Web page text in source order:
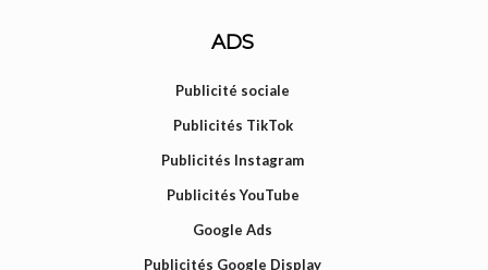
ADS
Publicité sociale
Publicités TikTok
Publicités Instagram
Publicités YouTube
Google Ads
Publicités Google Display